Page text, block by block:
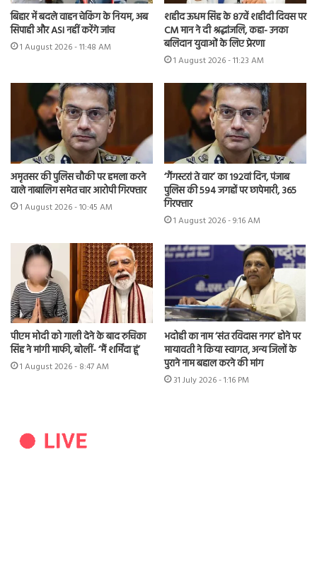
बिहार में बदले वाहन चेकिंग के नियम, अब
सिपाही और ASI नहीं करेंगे जांच
1 August 2026 - 11:48 AM
शहीद ऊधम सिंह के 87वें शहीदी दिवस पर
CM मान ने दी श्रद्धांजलि, कहा- उनका
बलिदान युवाओं के लिए प्रेरणा
1 August 2026 - 11:23 AM
अमृतसर की पुलिस चौकी पर हमला करने
वाले नाबालिग समेत चार आरोपी गिरफ्तार
1 August 2026 - 10:45 AM
‘गैंगस्टरां ते वार’ का 192वां दिन, पंजाब
पुलिस की 594 जगहों पर छापेमारी, 365
गिरफ्तार
1 August 2026 - 9:16 AM
पीएम मोदी को गाली देने के बाद रुचिका
सिंह ने मांगी माफी, बोलीं- ‘मैं शर्मिंदा हूं’
1 August 2026 - 8:47 AM
भदोही का नाम ‘संत रविदास नगर’ होने पर
मायावती ने किया स्वागत, अन्य जिलों के
पुराने नाम बहाल करने की मांग
31 July 2026 - 1:16 PM